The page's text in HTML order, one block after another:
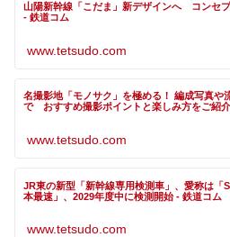
山陽新幹線「こだま」新デザインへ コンセ
- 鉄道コム
www.tetsudo.com
名撮影地「モノサク」を極める！ 編成写真や
で おすすめ撮影ポイントと楽しみ方をご紹
www.tetsudo.com
JR東の新型「新幹線専用検測車」、愛称は「
本最速」、2029年度中に検測開始 - 鉄道コム
www.tetsudo.com